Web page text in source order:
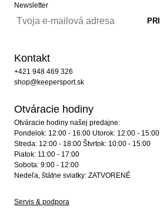
Newsletter
Kontakt
+421 948 469 326
shop@keepersport.sk
Otváracie hodiny
Otváracie hodiny našej predajne:
Pondelok: 12:00 - 16:00 Utorok: 12:00 - 15:00
Streda: 12:00 - 18:00 Štvrtok: 10:00 - 15:00
Piatok: 11:00 - 17:00
Sobota: 9:00 - 12:00
Nedeľa, štátne sviatky: ZATVORENÉ
Servis & podpora